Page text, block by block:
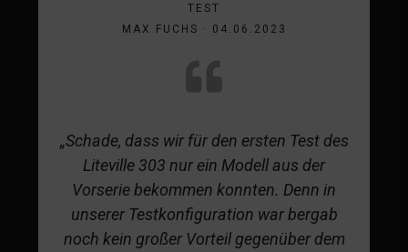
TEST
MAX FUCHS · 04.06.2023
„Schade, dass wir für den ersten Test des
Liteville 303 nur ein Modell aus der
Vorserie bekommen konnten. Denn in
unserer Testkonfiguration war bergab
noch kein großer Vorteil gegenüber dem